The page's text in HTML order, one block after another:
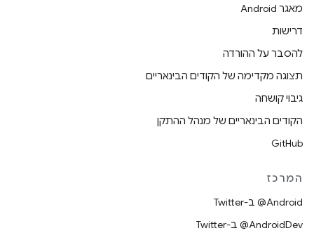
מאגר Android
דרישות
להסבר על ההורדה
תצוגה מקדימה של הקודים הבינאריים
גיבוי קושחה
הקודים הבינאריים של מנהל ההתקן
GitHub
המרכז
‎@Android ב-Twitter
‎@AndroidDev ב-Twitter